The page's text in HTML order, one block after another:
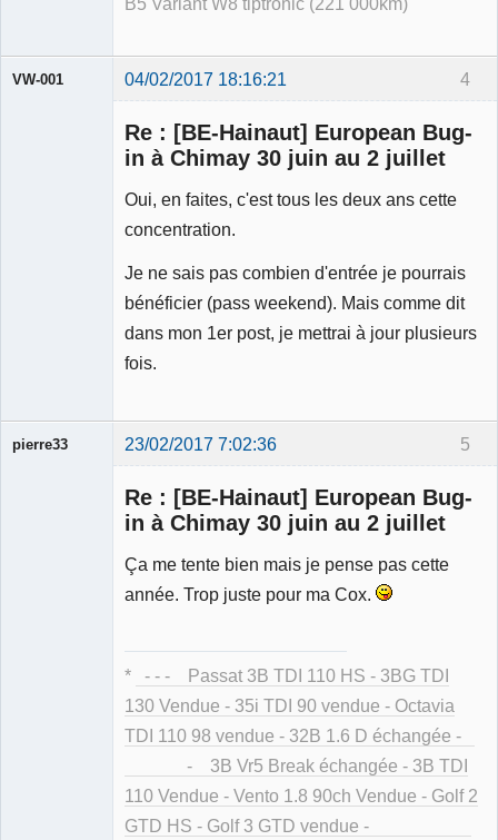
B5 Variant W8 tiptronic (221 000km)
4
VW-001 04/02/2017 18:16:21
Re : [BE-Hainaut] European Bug-
in à Chimay 30 juin au 2 juillet
Oui, en faites, c'est tous les deux ans cette
concentration.
Je ne sais pas combien d'entrée je pourrais
bénéficier (pass weekend). Mais comme dit
dans mon 1er post, je mettrai à jour plusieurs
fois.
5
pierre33 23/02/2017 7:02:36
Re : [BE-Hainaut] European Bug-
in à Chimay 30 juin au 2 juillet
Ça me tente bien mais je pense pas cette
année. Trop juste pour ma Cox.
*
- - - Passat 3B TDI 110 HS - 3BG TDI
130 Vendue - 35i TDI 90 vendue - Octavia
TDI 110 98 vendue - 32B 1.6 D échangée -
- 3B Vr5 Break échangée - 3B TDI
110 Vendue - Vento 1.8 90ch Vendue - Golf 2
GTD HS - Golf 3 GTD vendue -